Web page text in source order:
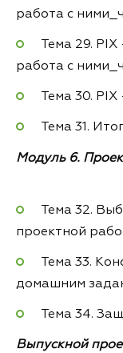
работа с
Тема 29.
работа с
Тема 30.
Тема 31.
Модуль 6.
Тема 32.
проектной
Тема 33.
домашним
Тема 34.
Выпускной